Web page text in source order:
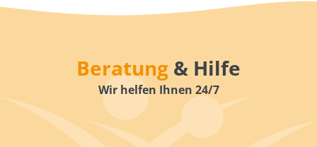
Beratung & Hilfe
Wir helfen Ihnen 24/7